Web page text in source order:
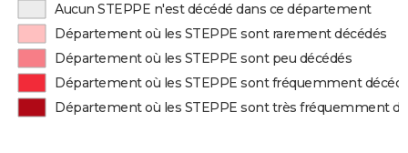
Aucun STEPPE n'est décédé dans ce département
Département où les STEPPE sont rarement décédés
Département où les STEPPE sont peu décédés
Département où les STEPPE sont fréquemment
Département où les STEPPE sont très fréquemment